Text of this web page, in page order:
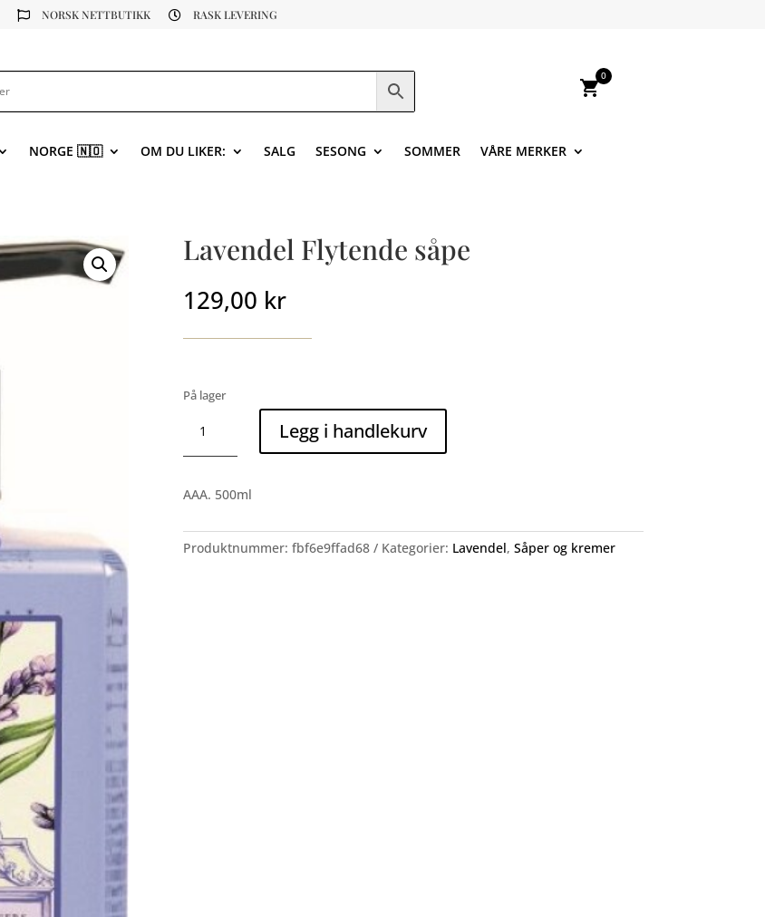
 NORSK NETTBUTIKK  RASK LEVERING
shopping_cart
0
NORGE 🇳🇴 OM DU LIKER: SALG SESONG SOMMER VÅRE MERKER
Lavendel Flytende såpe
129,00 kr
På lager
Flytende
såpe
Legg i handlekurv
AAA. 500ml
Produktnummer: fbf6e9ffad68 Kategorier: Lavendel, Såper og kremer